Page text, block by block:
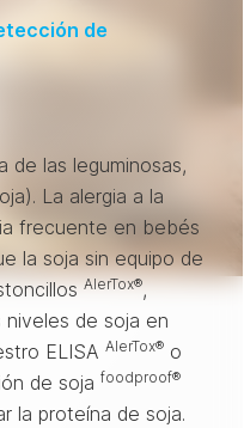
de
de las leguminosas,
La alergia a la
frecuente en bebés
la soja sin equipo de
AlerTox®,
de soja en
ELISA AlerTox® o
de soja foodproof®
la proteína de soja.